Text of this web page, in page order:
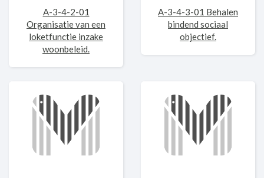
A-3-4-2-01
Organisatie van een
loketfunctie inzake
woonbeleid.
A-3-4-3-01 Behalen
bindend sociaal
objectief.